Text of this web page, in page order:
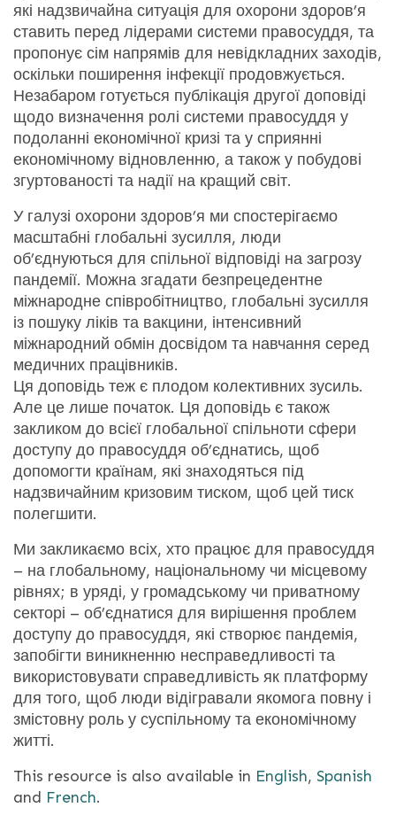
які надзвичайна ситуація для охорони здоров’я
ставить перед лідерами системи правосуддя, та
пропонує сім напрямів для невідкладних заходів,
оскільки поширення інфекції продовжується.
Незабаром готується публікація другої доповіді
щодо визначення ролі системи правосуддя у
подоланні економічної кризі та у сприянні
економічному відновленню, а також у побудові
згуртованості та надії на кращий світ.
У галузі охорони здоров’я ми спостерігаємо
масштабні глобальні зусилля, люди
об’єднуються для спільної відповіді на загрозу
пандемії. Можна згадати безпрецедентне
міжнародне співробітництво, глобальні зусилля
із пошуку ліків та вакцини, інтенсивний
міжнародний обмін досвідом та навчання серед
медичних працівників.
Ця доповідь теж є плодом колективних зусиль.
Але це лише початок. Ця доповідь є також
закликом до всієї глобальної спільноти сфери
доступу до правосуддя об’єднатись, щоб
допомогти країнам, які знаходяться під
надзвичайним кризовим тиском, щоб цей тиск
полегшити.
Ми закликаємо всіх, хто працює для правосуддя
– на глобальному, національному чи місцевому
рівнях; в уряді, у громадському чи приватному
секторі – об’єднатися для вирішення проблем
доступу до правосуддя, які створює пандемія,
запобігти виникненню несправедливості та
використовувати справедливість як платформу
для того, щоб люди відігравали якомога повну і
змістовну роль у суспільному та економічному
житті.
This resource is also available in English, Spanish
and French.